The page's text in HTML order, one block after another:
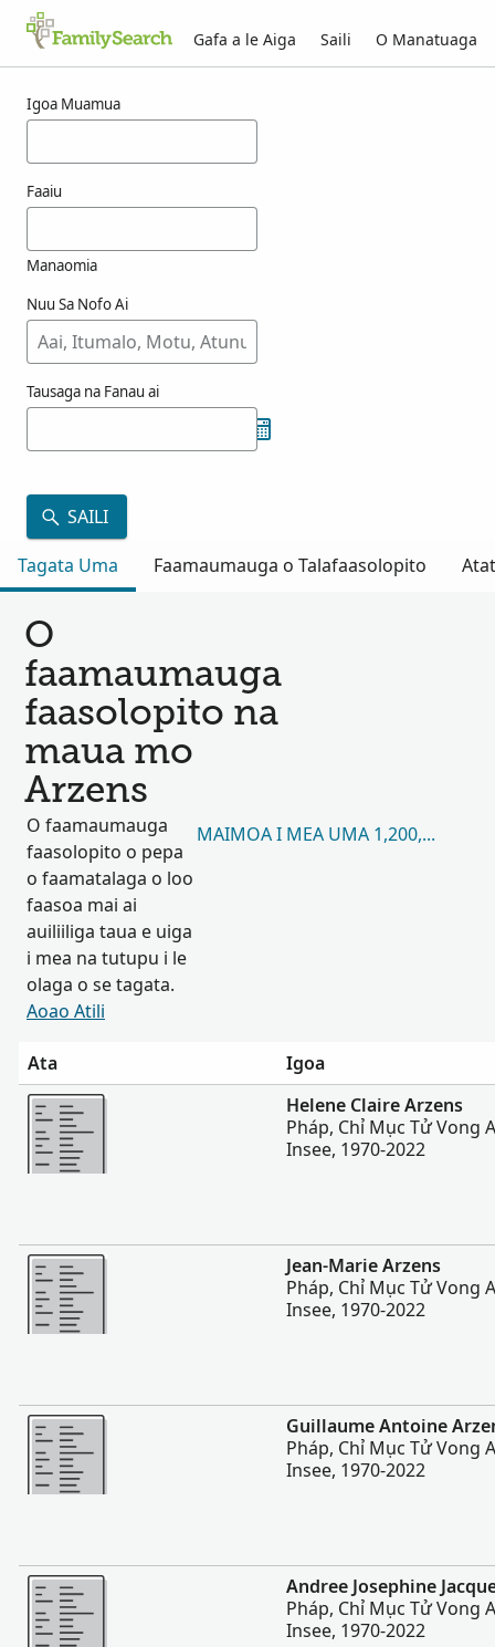
Gafa a le Aiga Saili O Manatuaga
Igoa Muamua
Faaiu
Manaomia
Nuu Sa Nofo Ai
Tausaga na Fanau ai
SAILI
Tagata Uma
Faamaumauga o Talafaasolopito
O
faamaumauga
faasolopito na
maua mo
Arzens
O faamaumauga
faasolopito o pepa
o faamatalaga o loo
faasoa mai ai
auiliiliga taua e uiga
i mea na tutupu i le
olaga o se tagata.
Aoao Atili
MAIMOA I MEA UMA 1,200,842
Ata
Igoa
Sili atu
Helene Claire Arzens
Pháp, Chỉ Mục Tử Vong
Insee, 1970-2022
Sili atu
Jean-Marie Arzens
Pháp, Chỉ Mục Tử Vong
Insee, 1970-2022
Sili atu
Guillaume Antoine
Pháp, Chỉ Mục Tử Vong
Insee, 1970-2022
Sili atu
Andree Josephine
Pháp, Chỉ Mục Tử Vong
Insee, 1970-2022